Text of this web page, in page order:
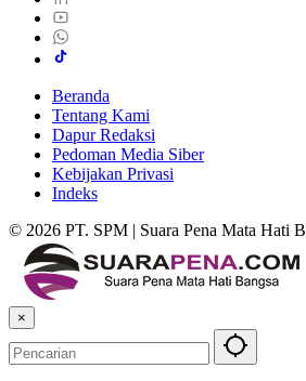
Beranda
Tentang Kami
Dapur Redaksi
Pedoman Media Siber
Kebijakan Privasi
Indeks
© 2026 PT. SPM | Suara Pena Mata Hati
×